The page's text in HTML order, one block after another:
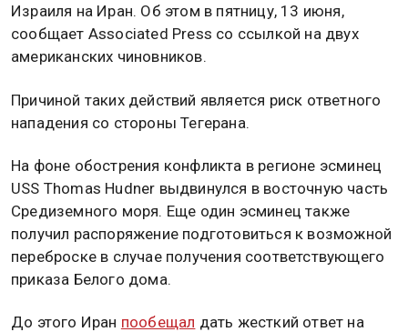
Израиля на Иран. Об этом в пятницу, 13 июня,
сообщает Associated Press со ссылкой на двух
американских чиновников.
Причиной таких действий является риск ответного
нападения со стороны Тегерана.
На фоне обострения конфликта в регионе эсминец
USS Thomas Hudner выдвинулся в восточную часть
Средиземного моря. Еще один эсминец также
получил распоряжение подготовиться к возможной
переброске в случае получения соответствующего
приказа Белого дома.
До этого Иран пообещал дать жесткий ответ на